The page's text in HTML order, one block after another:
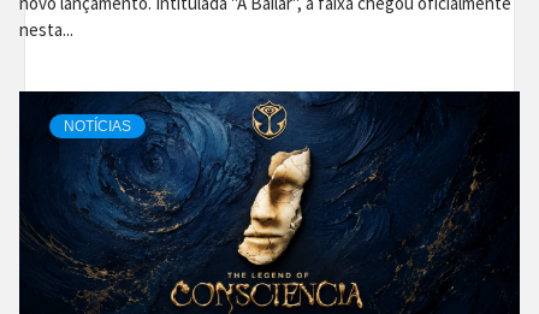
nesta...
NOTÍCIAS